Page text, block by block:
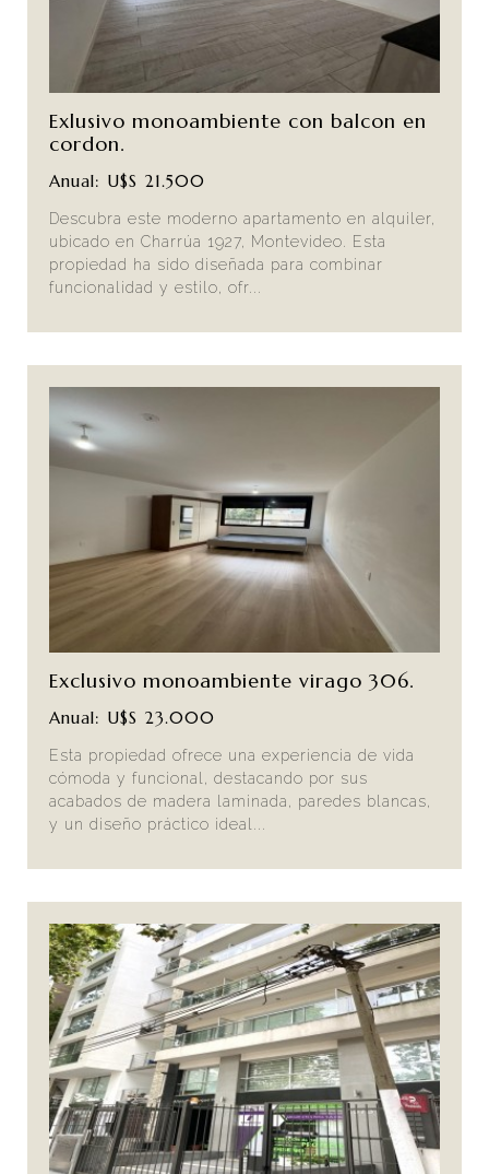
Exlusivo monoambiente con balcon en
cordon.
Anual: U$S 21.500
Descubra este moderno apartamento en alquiler,
ubicado en Charrúa 1927, Montevideo. Esta
propiedad ha sido diseñada para combinar
funcionalidad y estilo, ofr...
Exclusivo monoambiente virago 306.
Anual: U$S 23.000
Esta propiedad ofrece una experiencia de vida
cómoda y funcional, destacando por sus
acabados de madera laminada, paredes blancas,
y un diseño práctico ideal...